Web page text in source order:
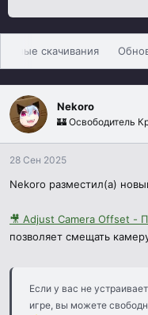
т
о
р
ы
т
а
н
л
а
скачивания
Nekoro
🏰 Освободитель
28 Сен 2025
Nekoro разместил(а)
🎥 Adjust Camera Offset -
позволяет смещать
Если у вас не
игре, вы можете